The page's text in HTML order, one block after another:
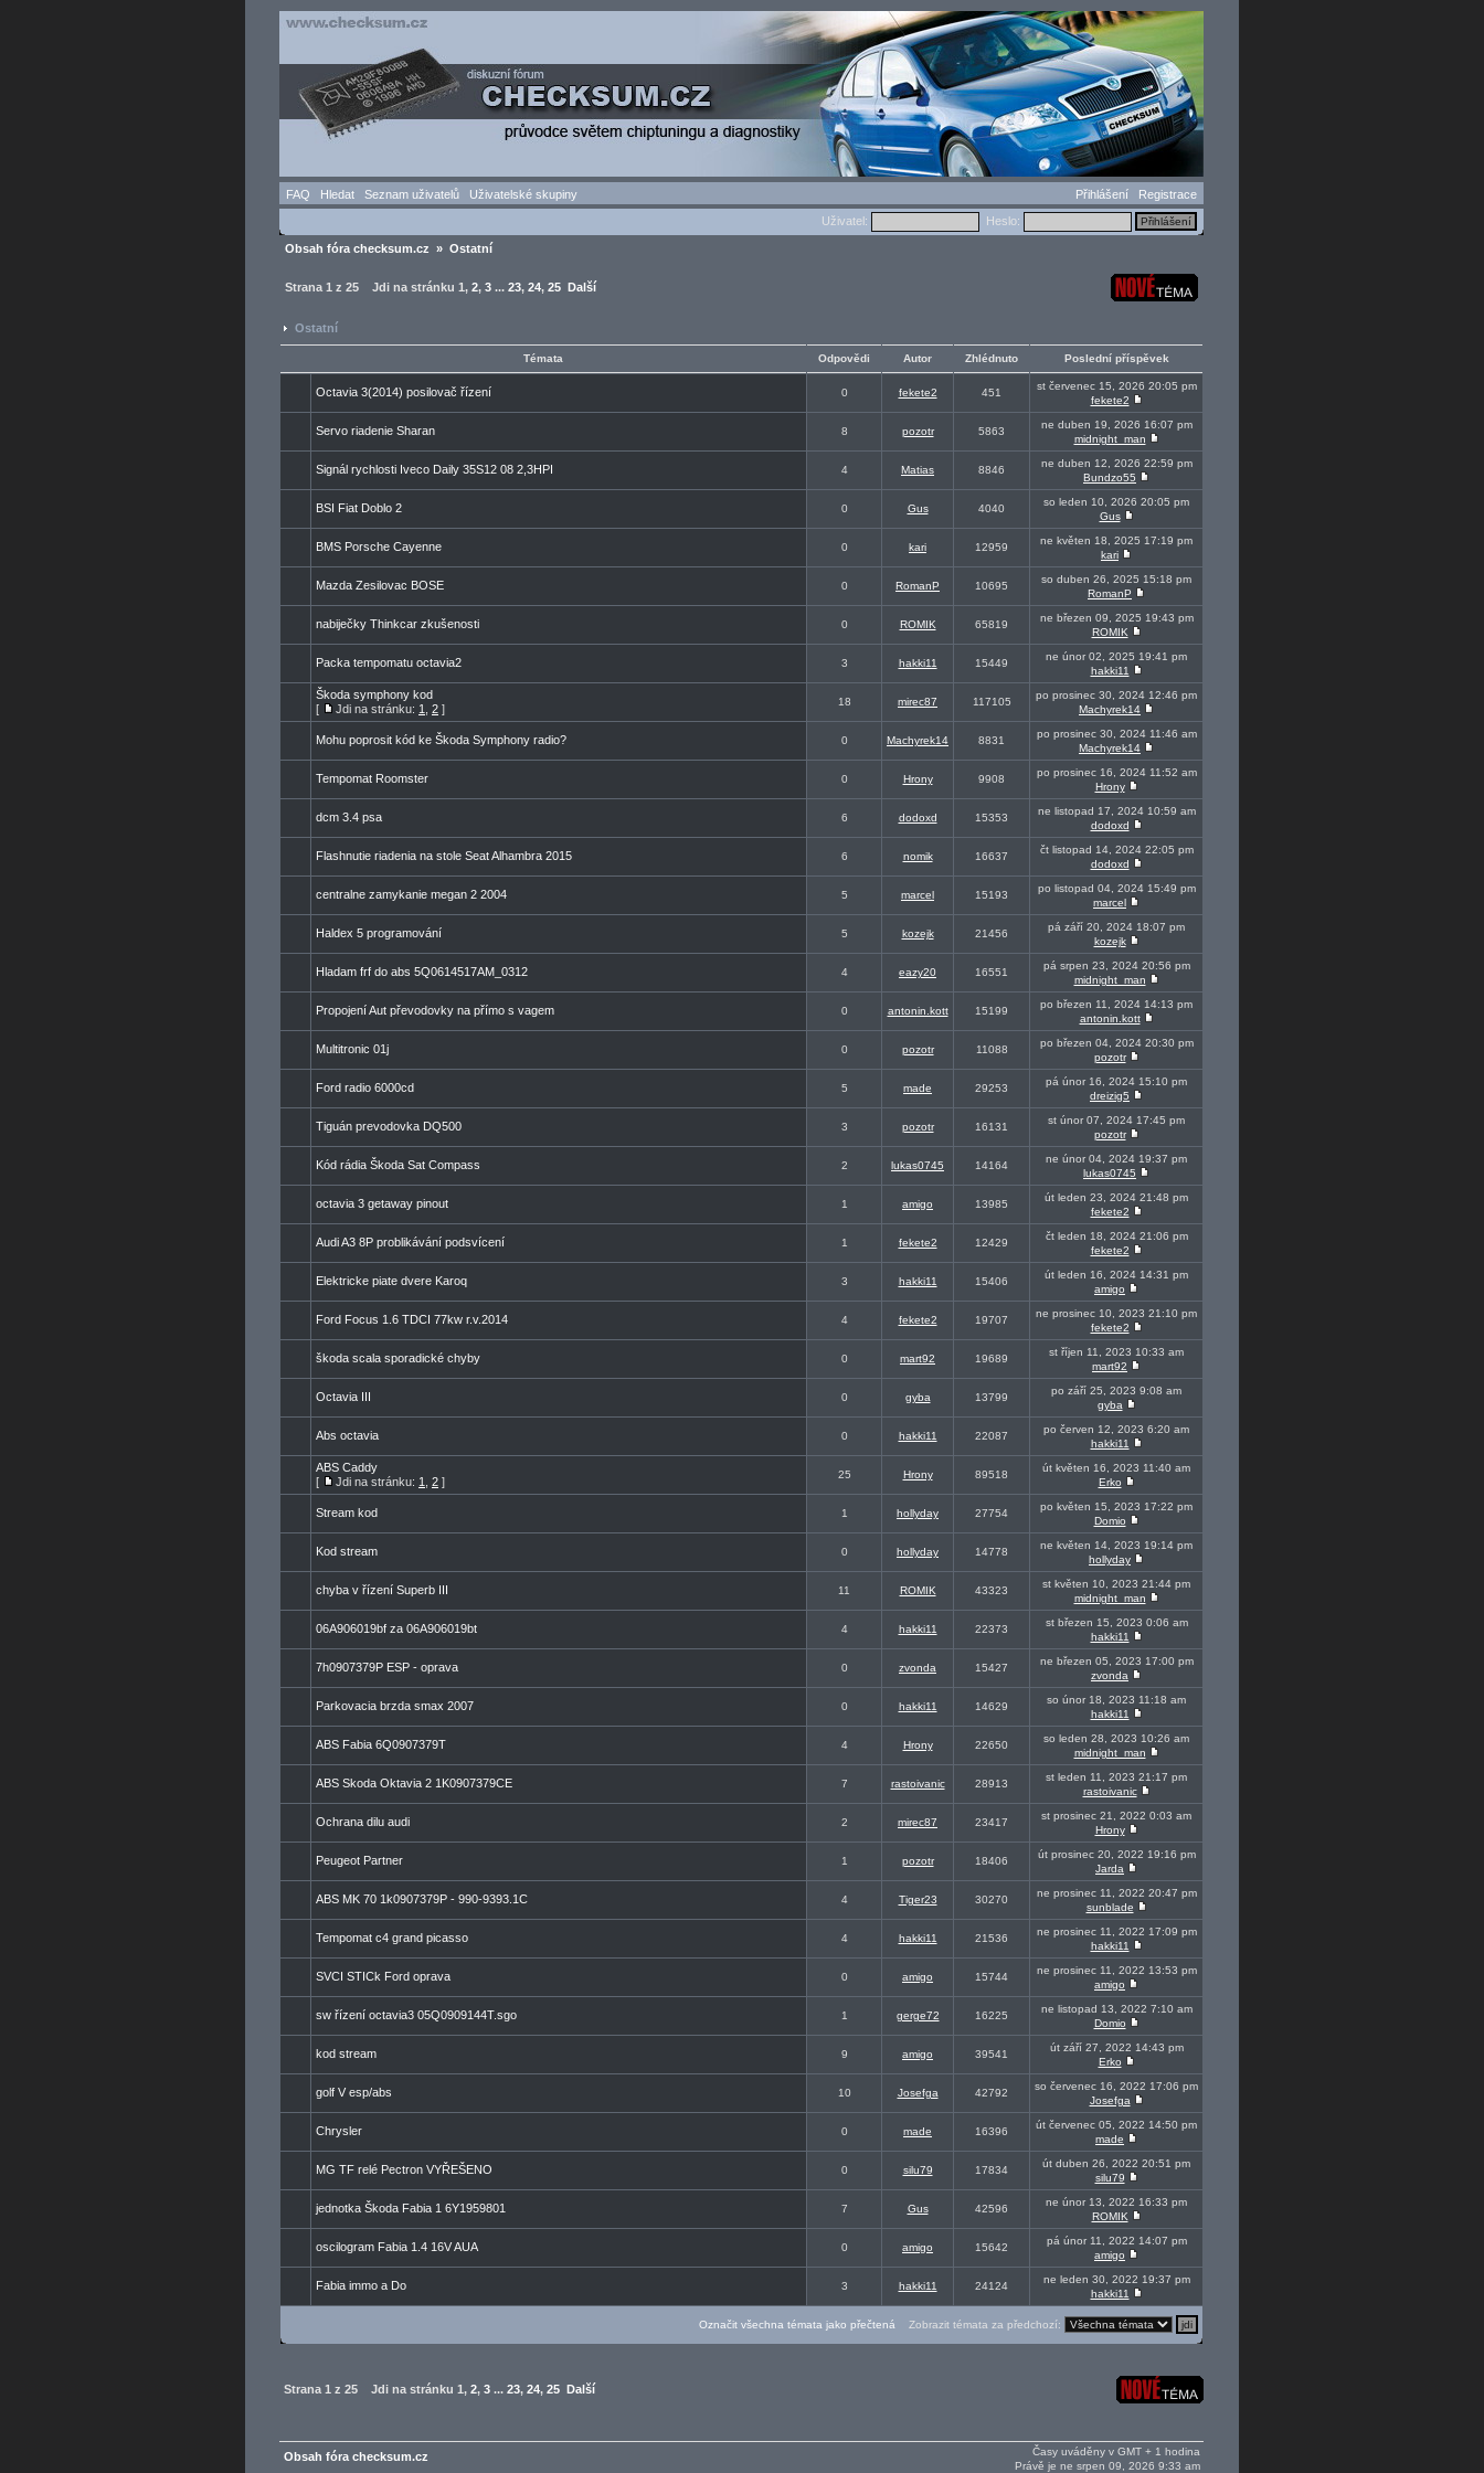
FAQ Hledat Seznam uživatelů Uživatelské skupiny Přihlášení
Registrace
Uživatel:
Heslo:
Obsah fóra checksum.cz » Ostatní
Strana 1 z 25 Jdi na stránku 1, 2, 3 ... 23, 24, 25 Další
Ostatní
Témata Odpovědi Autor Zhlédnuto Poslední příspěvek
Octavia 3(2014) posilovač řízení 0 fekete2 451
st červenec 15, 2026 20:05 pm
fekete2
Servo riadenie Sharan 8 pozotr 5863
ne duben 19, 2026 16:07 pm
midnight_man
Signál rychlosti Iveco Daily 35S12 08 2,3HPI 4 Matias 8846
ne duben 12, 2026 22:59 pm
Bundzo55
BSI Fiat Doblo 2 0 Gus 4040
so leden 10, 2026 20:05 pm
Gus
BMS Porsche Cayenne 0 kari 12959
ne květen 18, 2025 17:19 pm
kari
Mazda Zesilovac BOSE 0 RomanP 10695
so duben 26, 2025 15:18 pm
RomanP
nabiječky Thinkcar zkušenosti 0 ROMIK 65819
ne březen 09, 2025 19:43 pm
ROMIK
Packa tempomatu octavia2 3 hakki11 15449
ne únor 02, 2025 19:41 pm
hakki11
Škoda symphony kod
[
Jdi na stránku: 1 2 ]
18 mirec87 117105
po prosinec 30, 2024 12:46 pm
Machyrek14
Mohu poprosit kód ke Škoda Symphony radio? 0 Machyrek14 8831
po prosinec 30, 2024 11:46 am
Machyrek14
Tempomat Roomster 0 Hrony 9908
po prosinec 16, 2024 11:52 am
Hrony
dcm 3.4 psa 6 dodoxd 15353
ne listopad 17, 2024 10:59 am
dodoxd
Flashnutie riadenia na stole Seat Alhambra 2015 6 nomik 16637
čt listopad 14, 2024 22:05 pm
dodoxd
centralne zamykanie megan 2 2004 5 marcel 15193
po listopad 04, 2024 15:49 pm
marcel
Haldex 5 programování 5 kozejk 21456
pá září 20, 2024 18:07 pm
kozejk
Hladam frf do abs 5Q0614517AM_0312 4 eazy20 16551
pá srpen 23, 2024 20:56 pm
midnight_man
Propojení Aut převodovky na přímo s vagem 0 antonin.kott 15199
po březen 11, 2024 14:13 pm
antonin.kott
Multitronic 01j 0 pozotr 11088
po březen 04, 2024 20:30 pm
pozotr
Ford radio 6000cd 5 made 29253
pá únor 16, 2024 15:10 pm
dreizig5
Tiguán prevodovka DQ500 3 pozotr 16131
st únor 07, 2024 17:45 pm
pozotr
Kód rádia Škoda Sat Compass 2 lukas0745 14164
ne únor 04, 2024 19:37 pm
lukas0745
octavia 3 getaway pinout 1 amigo 13985
út leden 23, 2024 21:48 pm
fekete2
Audi A3 8P problikávání podsvícení 1 fekete2 12429
čt leden 18, 2024 21:06 pm
fekete2
Elektricke piate dvere Karoq 3 hakki11 15406
út leden 16, 2024 14:31 pm
amigo
Ford Focus 1.6 TDCI 77kw r.v.2014 4 fekete2 19707
ne prosinec 10, 2023 21:10 pm
fekete2
škoda scala sporadické chyby 0 mart92 19689
st říjen 11, 2023 10:33 am
mart92
Octavia III 0 gyba 13799
po září 25, 2023 9:08 am
gyba
Abs octavia 0 hakki11 22087
po červen 12, 2023 6:20 am
hakki11
ABS Caddy
[
Jdi na stránku: 1 2 ]
25 Hrony 89518
út květen 16, 2023 11:40 am
Erko
Stream kod 1 hollyday 27754
po květen 15, 2023 17:22 pm
Domio
Kod stream 0 hollyday 14778
ne květen 14, 2023 19:14 pm
hollyday
chyba v řízení Superb III 11 ROMIK 43323
st květen 10, 2023 21:44 pm
midnight_man
06A906019bf za 06A906019bt 4 hakki11 22373
st březen 15, 2023 0:06 am
hakki11
7h0907379P ESP - oprava 0 zvonda 15427
ne březen 05, 2023 17:00 pm
zvonda
Parkovacia brzda smax 2007 0 hakki11 14629
so únor 18, 2023 11:18 am
hakki11
ABS Fabia 6Q0907379T 4 Hrony 22650
so leden 28, 2023 10:26 am
midnight_man
ABS Skoda Oktavia 2 1K0907379CE 7 rastoivanic 28913
st leden 11, 2023 21:17 pm
rastoivanic
Ochrana dilu audi 2 mirec87 23417
st prosinec 21, 2022 0:03 am
Hrony
Peugeot Partner 1 pozotr 18406
út prosinec 20, 2022 19:16 pm
Jarda
ABS MK 70 1k0907379P - 990-9393.1C 4 Tiger23 30270
ne prosinec 11, 2022 20:47 pm
sunblade
Tempomat c4 grand picasso 4 hakki11 21536
ne prosinec 11, 2022 17:09 pm
hakki11
SVCI STICk Ford oprava 0 amigo 15744
ne prosinec 11, 2022 13:53 pm
amigo
sw řízení octavia3 05Q0909144T.sgo 1 gerge72 16225
ne listopad 13, 2022 7:10 am
Domio
kod stream 9 amigo 39541
út září 27, 2022 14:43 pm
Erko
golf V esp/abs 10 Josefga 42792
so červenec 16, 2022 17:06 pm
Josefga
Chrysler 0 made 16396
út červenec 05, 2022 14:50 pm
made
MG TF relé Pectron VYŘEŠENO 0 silu79 17834
út duben 26, 2022 20:51 pm
silu79
jednotka Škoda Fabia 1 6Y1959801 7 Gus 42596
ne únor 13, 2022 16:33 pm
ROMIK
oscilogram Fabia 1.4 16V AUA 0 amigo 15642
pá únor 11, 2022 14:07 pm
amigo
Fabia immo a Do 3 hakki11 24124
ne leden 30, 2022 19:37 pm
hakki11
Označit všechna témata jako přečtená Zobrazit témata za předchozí:
Strana 1 z 25 Jdi na stránku 1, 2, 3 ... 23, 24, 25 Další
Časy uváděny v GMT + 1 hodina
Právě je ne srpen 09, 2026 9:33 am
Obsah fóra checksum.cz